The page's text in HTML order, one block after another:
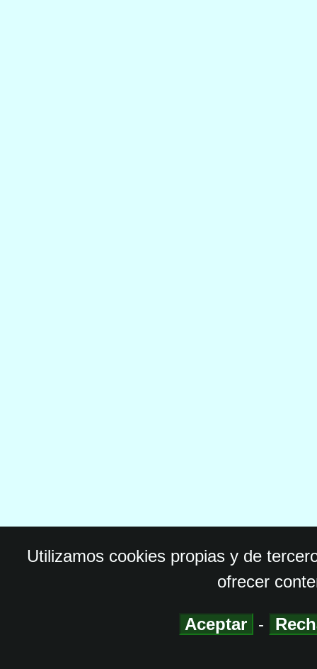
Utilizamos cookies propias y de
ofrecer
Aceptar -